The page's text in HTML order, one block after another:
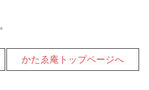
かたゑ庵トップページへ